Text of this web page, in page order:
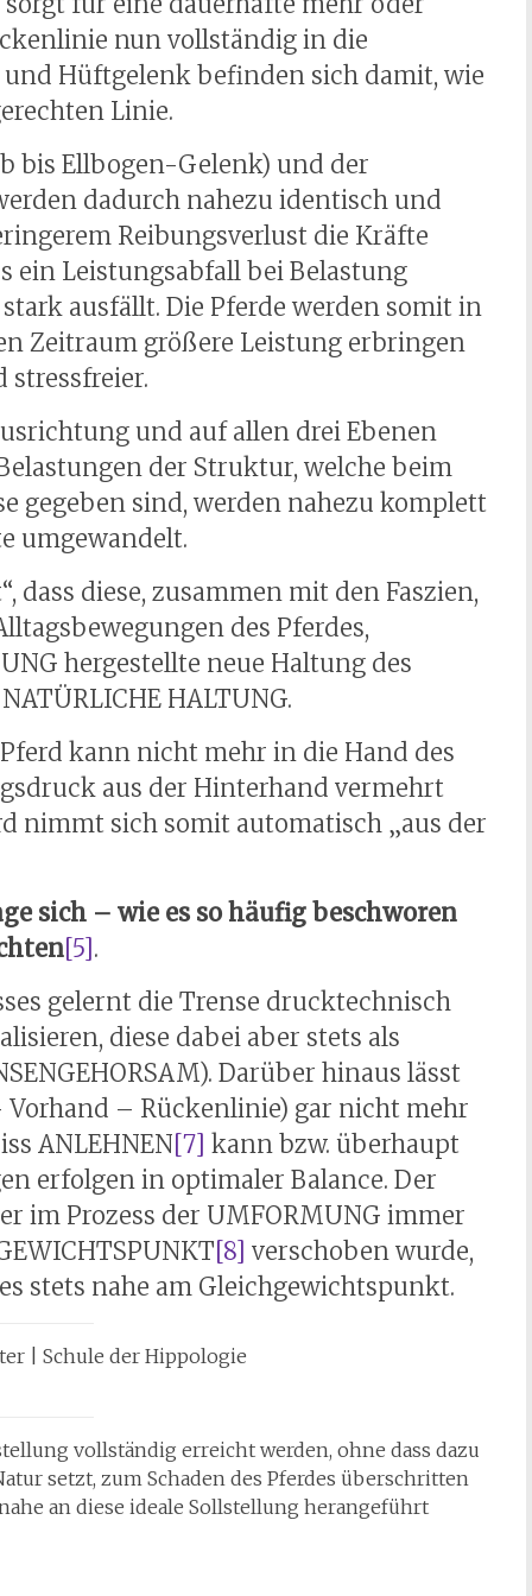
nun vollständig in die
Hüftgelenk befinden sich damit, wie
Linie.
bis Ellbogen-Gelenk) und der
dadurch nahezu identisch und
Reibungsverlust die Kräfte
ein Leistungsabfall bei Belastung
ausfällt. Die Pferde werden somit in
Zeitraum größere Leistung erbringen
stressfreier.
und auf allen drei Ebenen
der Struktur, welche beim
gegeben sind, werden nahezu komplett
umgewandelt.
diese, zusammen mit den Faszien,
des Pferdes,
hergestellte neue Haltung des
HALTUNG.
kann nicht mehr in die Hand des
aus der Hinterhand vermehrt
nimmt sich somit automatisch „aus der
sich – wie es so häufig beschworen
[5].
gelernt die Trense drucktechnisch
diese dabei aber stets als
Darüber hinaus lässt
Vorhand – Rückenlinie) gar nicht mehr
ANLEHNEN[7] kann bzw. überhaupt
erfolgen in optimaler Balance. Der
im Prozess der UMFORMUNG immer
[8] verschoben wurde,
stets nahe am Gleichgewichtspunkt.
| Schule der Hippologie
vollständig erreicht werden, ohne dass dazu
setzt, zum Schaden des Pferdes überschritten
an diese ideale Sollstellung herangeführt